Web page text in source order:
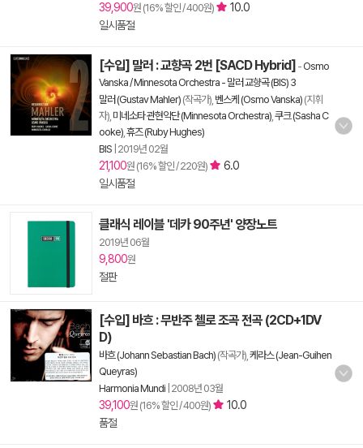
39,900원 (16% 할인 / 400원)
10.0
일시품절
[수입] 말러 : 교향곡 2번 [SACD Hybrid] -Osmo
Vanska / Minnesota Orchestra - 말러 교향곡 (BIS) 3
말러 (Gustav Mahler) (작곡가), 벤스케 (Osmo Vanska) (지휘
자), 미네소타 관현악단 (Minnesota Orchestra) 쿠크 (Sasha C
ooke) 휴즈 (Ruby Hughes)
BIS 2019년 02월
21,100원 (16% 할인 / 220원)
6.0
일시품절
클래식 레이블 '데카 90주년' 양장노트
2019년 06월
9,800원
절판
[수입] 바흐 : 무반주 첼로 조곡 전곡 (2CD+1DV
D)
바흐 (Johann Sebastian Bach) (작곡가), 케라스 (Jean-Guihen
Queyras)
Harmonia Mundi 2008년 03월
39,100원 (16% 할인 / 400원)
10.0
품절